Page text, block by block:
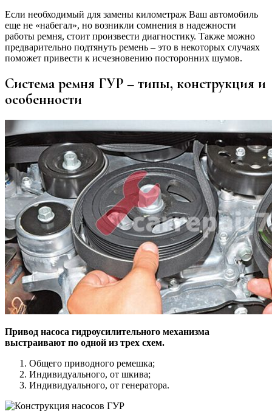
Если необходимый для замены километраж Ваш автомобиль
еще не «набегал», но возникли сомнения в надежности
работы ремня, стоит произвести диагностику. Также можно
предварительно подтянуть ремень – это в некоторых случаях
поможет привести к исчезновению посторонних шумов.
Система ремня ГУР – типы, конструкция и
особенности
Привод насоса гидроусилительного механизма
выстраивают по одной из трех схем.
Общего приводного ремешка;
Индивидуального, от шкива;
Индивидуального, от генератора.